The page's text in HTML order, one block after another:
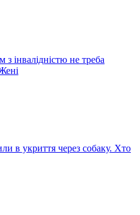
з інвалідністю не треба
в укриття через собаку. Хто